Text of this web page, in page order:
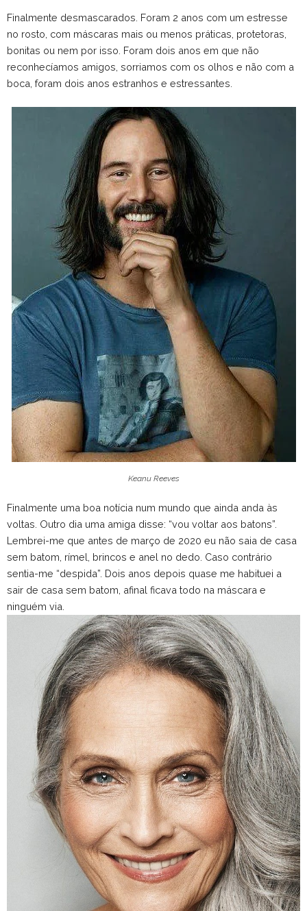
Finalmente desmascarados. Foram 2 anos com um estresse
no rosto, com máscaras mais ou menos práticas, protetoras,
bonitas ou nem por isso. Foram dois anos em que não
reconhecíamos amigos, sorriamos com os olhos e não com a
boca, foram dois anos estranhos e estressantes.
Keanu Reeves
Finalmente uma boa notícia num mundo que ainda anda às
voltas. Outro dia uma amiga disse: “vou voltar aos batons”.
Lembrei-me que antes de março de 2020 eu não saia de casa
sem batom, rímel, brincos e anel no dedo. Caso contrário
sentia-me “despida”. Dois anos depois quase me habituei a
sair de casa sem batom, afinal ficava todo na máscara e
ninguém via.